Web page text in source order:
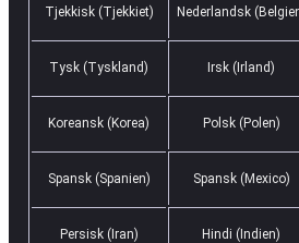
Tjekkisk (Tjekkiet) Nederlandsk
Tysk (Tyskland) Irsk (Irland)
Koreansk (Korea) Polsk (Polen)
Spansk (Spanien) Spansk (Mexico)
Persisk (Iran) Hindi (Indien)